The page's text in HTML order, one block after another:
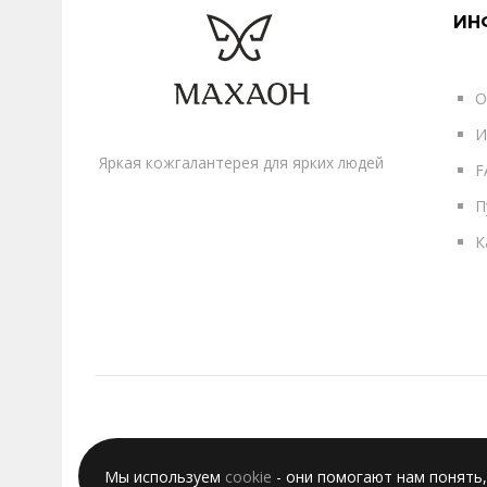
Яркая кожгалантерея для ярких людей
Мы используем cookie - они помогают нам